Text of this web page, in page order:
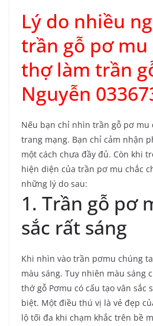
Lý do nhiều
trần gỗ pơ mu
thợ làm trần
Nguyễn
Nếu bạn chỉ nhìn trần gỗ pơ mu
trang mạng. Bạn chỉ cảm nhận
một cách chưa đầy đủ. Còn khi
hiện diện của trần pơ mu chắc
những lý do sau:
1. Trần gỗ pơ
sắc rất sáng
Khi nhìn vào trần pơmu chúng
màu sáng. Tuy nhiên màu sáng
thớ gỗ Pơmu có cấu tạo vân sắc
biệt. Một điều thú vị là vẻ đẹp
lộ tối đa khi chạm khắc trên bề